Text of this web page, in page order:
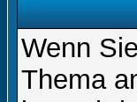
Wenn
Thema